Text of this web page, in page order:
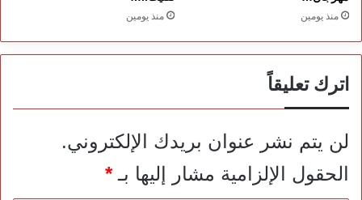
منذ يومين منذ يومين
اترك تعليقاً
لن يتم نشر عنوان بريدك الإلكتروني.
الحقول الإلزامية مشار إليها بـ*